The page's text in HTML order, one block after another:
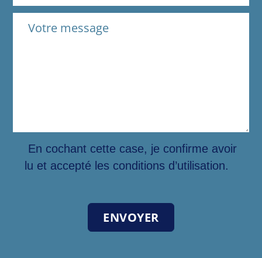
En cochant cette case, je confirme avoir
lu et accepté les conditions d’utilisation.